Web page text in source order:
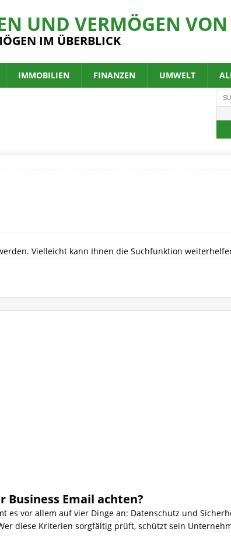
UND VERMÖGEN VON
IM ÜBERBLICK
IMMOBILIEN FINANZEN UMWELT
Vielleicht kann Ihnen die Suchfunktion
Email achten?
es vor allem auf vier Dinge an: Datenschutz und
diese Kriterien sorgfältig prüft, schützt sein